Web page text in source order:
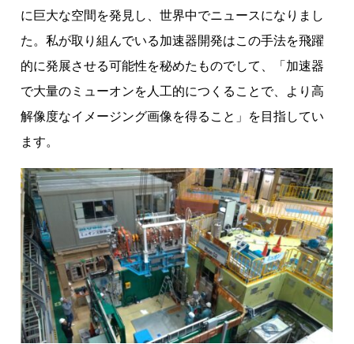
に巨大な空間を発見し、世界中でニュースになりまし
た。私が取り組んでいる加速器開発はこの手法を飛躍
的に発展させる可能性を秘めたものでして、「加速器
で大量のミューオンを人工的につくることで、より高
解像度なイメージング画像を得ること」を目指してい
ます。